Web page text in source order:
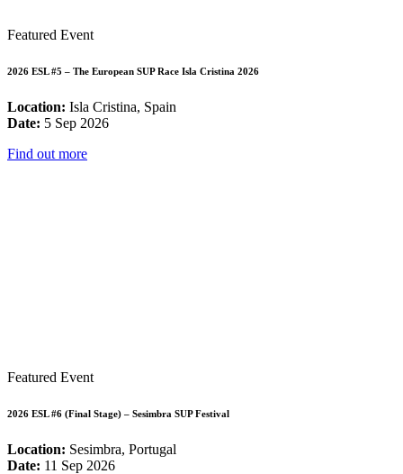
Featured Event
2026 ESL #5 – The European SUP Race Isla Cristina 2026
Location: Isla Cristina, Spain
Date: 5 Sep 2026
Find out more
Featured Event
2026 ESL #6 (Final Stage) – Sesimbra SUP Festival
Location: Sesimbra, Portugal
Date: 11 Sep 2026